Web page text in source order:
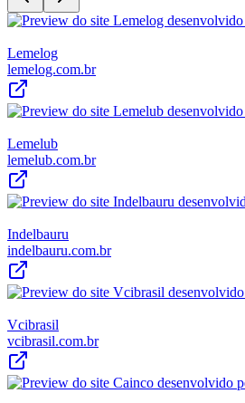
Lemelog
lemelog.com.br
Lemelub
lemelub.com.br
Indelbauru
indelbauru.com.br
Vcibrasil
vcibrasil.com.br